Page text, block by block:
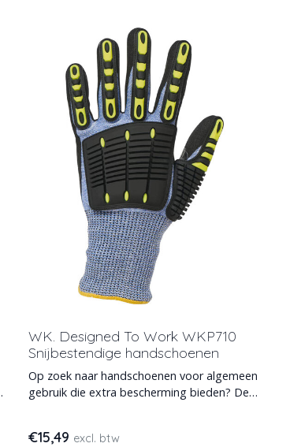
WK. Designed To Work WKP710
Snijbestendige handschoenen
Op zoek naar handschoenen voor algemeen
gebruik die extra bescherming bieden? De
€15,49 excl. btw